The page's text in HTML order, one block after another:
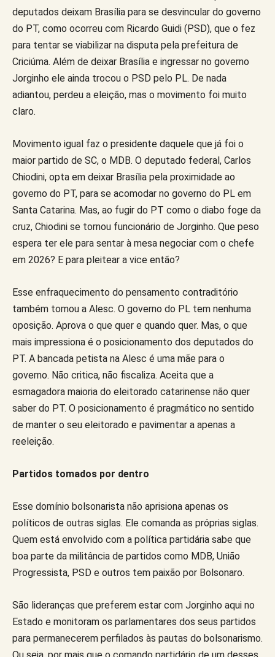
deputados deixam Brasília para se desvincular do governo
do PT, como ocorreu com Ricardo Guidi (PSD), que o fez
para tentar se viabilizar na disputa pela prefeitura de
Criciúma. Além de deixar Brasília e ingressar no governo
Jorginho ele ainda trocou o PSD pelo PL. De nada
adiantou, perdeu a eleição, mas o movimento foi muito
claro.
Movimento igual faz o presidente daquele que já foi o
maior partido de SC, o MDB. O deputado federal, Carlos
Chiodini, opta em deixar Brasília pela proximidade ao
governo do PT, para se acomodar no governo do PL em
Santa Catarina. Mas, ao fugir do PT como o diabo foge da
cruz, Chiodini se tornou funcionário de Jorginho. Que peso
espera ter ele para sentar à mesa negociar com o chefe
em 2026? E para pleitear a vice então?
Esse enfraquecimento do pensamento contraditório
também tomou a Alesc. O governo do PL tem nenhuma
oposição. Aprova o que quer e quando quer. Mas, o que
mais impressiona é o posicionamento dos deputados do
PT. A bancada petista na Alesc é uma mãe para o
governo. Não critica, não fiscaliza. Aceita que a
esmagadora maioria do eleitorado catarinense não quer
saber do PT. O posicionamento é pragmático no sentido
de manter o seu eleitorado e pavimentar a apenas a
reeleição.
Partidos tomados por dentro
Esse domínio bolsonarista não aprisiona apenas os
políticos de outras siglas. Ele comanda as próprias siglas.
Quem está envolvido com a política partidária sabe que
boa parte da militância de partidos como MDB, União
Progressista, PSD e outros tem paixão por Bolsonaro.
São lideranças que preferem estar com Jorginho aqui no
Estado e monitoram os parlamentares dos seus partidos
para permanecerem perfilados às pautas do bolsonarismo.